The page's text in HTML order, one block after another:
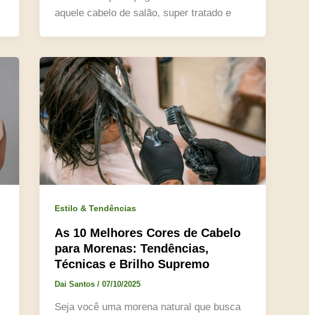
aquele cabelo de salão, super tratado e
Estilo & Tendências
As 10 Melhores Cores de Cabelo
para Morenas: Tendências,
Técnicas e Brilho Supremo
Dai Santos/07/10/2025
Seja você uma morena natural que busca